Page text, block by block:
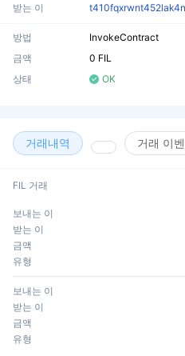
받는 이
방법
InvokeContract
금액
0 FIL
상태
OK
거래내역 거래 이
FIL 거래
보내는 이
받는 이
금액
유형
보내는 이
받는 이
금액
유형